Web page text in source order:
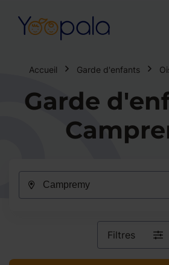
Accueil Garde d'enfants
Garde
Filtres